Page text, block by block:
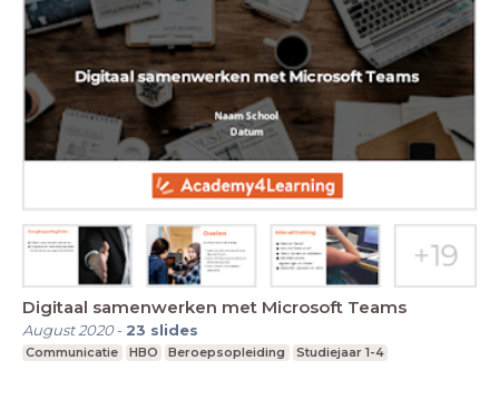
Digitaal samenwerken met Microsoft Teams
August 2020- 23 slides
Communicatie HBO Beroepsopleiding Studiejaar 1-4